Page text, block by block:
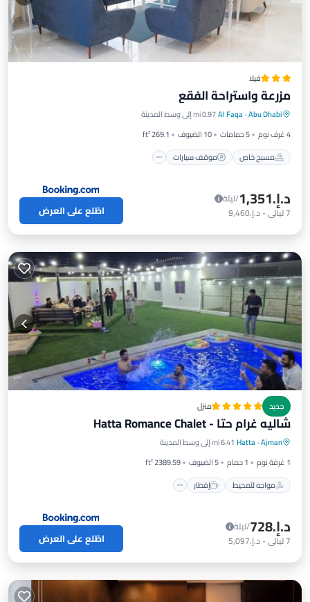
فيلا
مزرعة واستراحة الفقع
Abu Dhabi
·
Al Faqa0.97 mi إلى وسط المدينة
4 غرف نوم
5 حمامات 10 الضيوف
269.1 ft²
مسبح خاص
موقف سيارات
مسبح خاص
شرفة / تراس
د.إ.‏1,351
/ليلة
7ليالي- د.إ.‏9,460 اطّلع على العرض
جديد منزل
شاليه غرام حتا - Hatta Romance Chalet
Ajman
·
Hatta 6.41 mi إلى وسط المدينة
1 غرفة نوم
1 حمام 5 الضيوف
2389.59 ft²
مواجه للمحيط
إفطار
مواجه للمحيط إفطار
موقف سيارات
مسبح
د.إ.‏728
/ليلة
7ليالي- د.إ.‏5,097 اطّلع على العرض